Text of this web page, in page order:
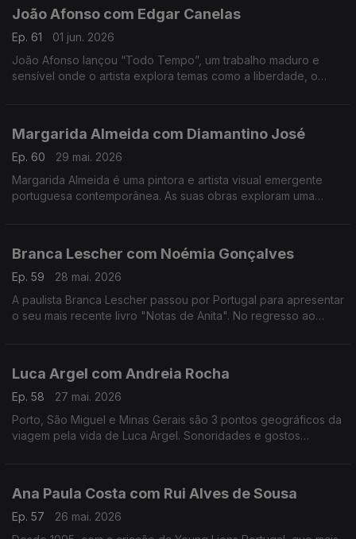
João Afonso com Edgar Canelas
Ep. 61
01 jun. 2026
João Afonso lançou “Todo Tempo”, um trabalho maduro e
sensível onde o artista explora temas como a liberdade, o
Margarida Almeida com Diamantino José
Ep. 60
29 mai. 2026
Margarida Almeida é uma pintora e artista visual emergente
portuguesa contemporânea. As suas obras exploram uma
Branca Lescher com Noémia Gonçalves
Ep. 59
28 mai. 2026
A paulista Branca Lescher passou por Portugal para apresentar
o seu mais recente livro "Notas de Anita". No regresso ao
Luca Argel com Andreia Rocha
Ep. 58
27 mai. 2026
Porto, São Miguel e Minas Gerais são 3 pontos geográficos da
viagem pela vida de Luca Argel. Sonoridades e gostos
Ana Paula Costa com Rui Alves de Sousa
Ep. 57
26 mai. 2026